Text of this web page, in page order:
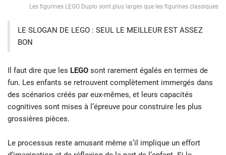
Les figurines LEGO Duplo sont plus larges que les figurines classiques
LE SLOGAN DE LEGO : SEUL LE MEILLEUR EST ASSEZ
BON
Il faut dire que les LEGO sont rarement égalés en termes de
fun. Les enfants se retrouvent complètement immergés dans
des scénarios créés par eux-mêmes, et leurs capacités
cognitives sont mises à l’épreuve pour construire les plus
grossières pièces.
Le processus reste amusant même s’il implique un effort